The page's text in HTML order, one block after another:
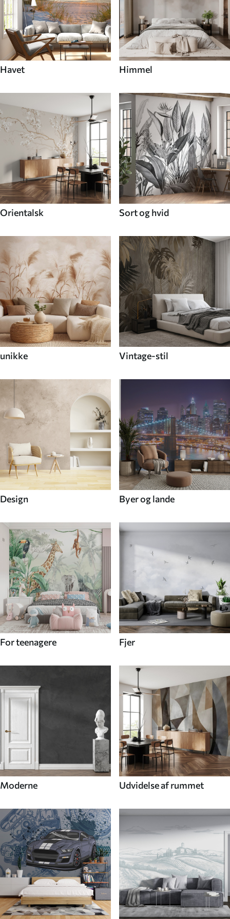
Havet Himmel
Orientalsk Sort og hvid
unikke Vintage-stil
Design Byer og lande
For teenagere Fjer
Moderne Udvidelse af rummet